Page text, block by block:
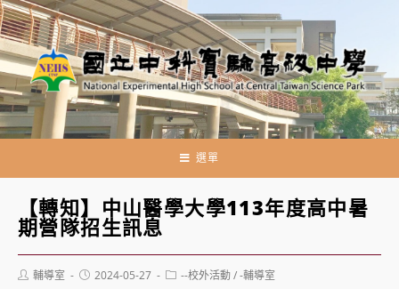
跳
轉
至
主
要
內
選單
【轉知】中山醫學大學113年度高中暑
期營隊招生訊息
Post輔導室
Post2024-05-27
Post--校外活動/-輔導室